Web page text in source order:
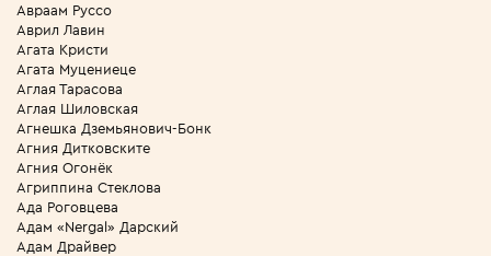
Авраам Руссо
Аврил Лавин
Агата Кристи
Агата Муцениеце
Аглая Тарасова
Аглая Шиловская
Агнешка Дземьянович-Бонк
Агния Дитковските
Агния Огонёк
Агриппина Стеклова
Ада Роговцева
Адам «Nergal» Дарский
Адам Драйвер